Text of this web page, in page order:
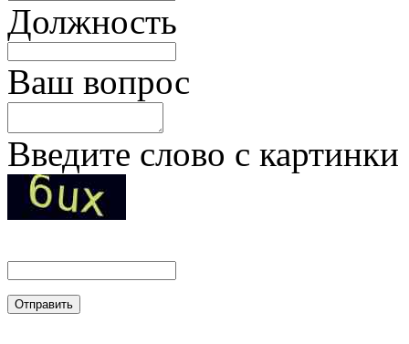
Должность
Ваш вопрос
Введите слово с картинки